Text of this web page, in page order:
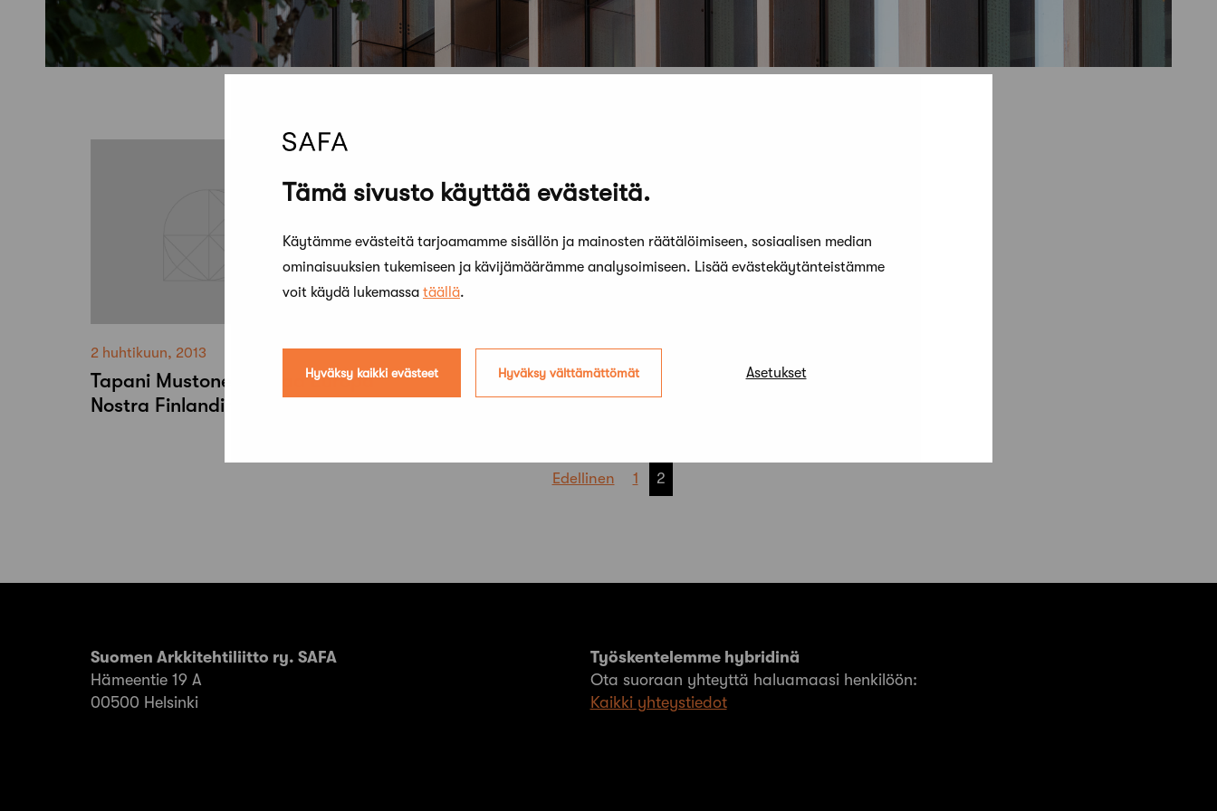
Tämä sivusto käyttää evästeitä.
Käytämme evästeitä tarjoamamme sisällön ja mainosten räätälöimiseen, sosiaalisen median
ominaisuuksien tukemiseen ja kävijämäärämme analysoimiseen. Lisää evästekäytänteistämme
voit käydä lukemassa täällä.
Hyväksy kaikki evästeet Hyväksy välttämättömät Asetukset
2 huhtikuun, 2013
Tapani Mustonen jatkaa Europa
Nostra Finlandin puheenjohtajana
Edellinen 1 2
Suomen Arkkitehtiliitto ry. SAFA
Hämeentie 19 A
00500 Helsinki
Työskentelemme hybridinä
Ota suoraan yhteyttä haluamaasi henkilöön:
Kaikki yhteystiedot